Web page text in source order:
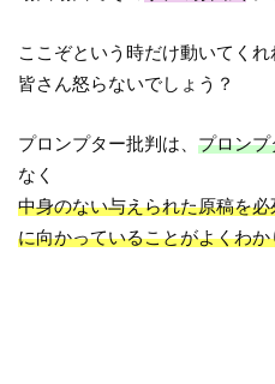
ここぞという時だけ動いてく
皆さん怒らないでしょう？
プロンプター批判は、プロン
なく
中身のない与えられた原稿を
に向かっていることがよくわ